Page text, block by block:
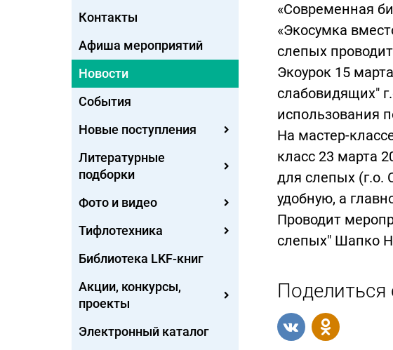
Контакты
Афиша мероприятий
Новости
События
Новые поступления
Литературные
подборки
Фото и видео
Тифлотехника
Библиотека LKF-книг
Акции, конкурсы,
проекты
Электронный каталог
«Современная
«Экосумка
слепых
Экоурок 15
слабовидящих"
использования
На мастер-
класс 23 марта
для слепых (г.о.
удобную, а
Проводит
слепых" Шапко
Поделиться